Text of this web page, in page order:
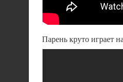
Парень круто играет